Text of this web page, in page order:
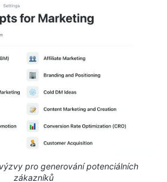
pro generování potenciálních
zákazníků